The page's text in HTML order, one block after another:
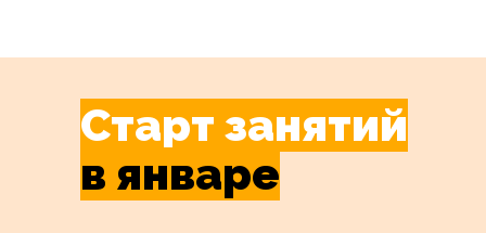
Старт занятий
в январе